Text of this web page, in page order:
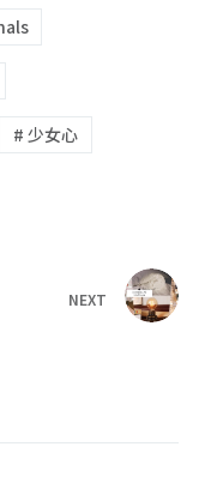
# 少女心
NEXT